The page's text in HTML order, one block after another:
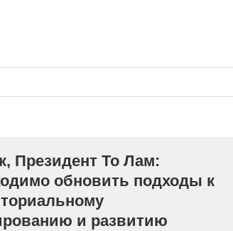
Президент То Лам:
обновить подходы к
и развитию